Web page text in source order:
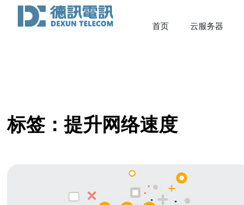
首页 云服务器
标签：提升网络速度